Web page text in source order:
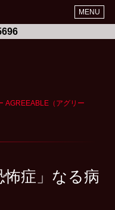
MENU
AGREEABLE（アグリー
怖症」なる病